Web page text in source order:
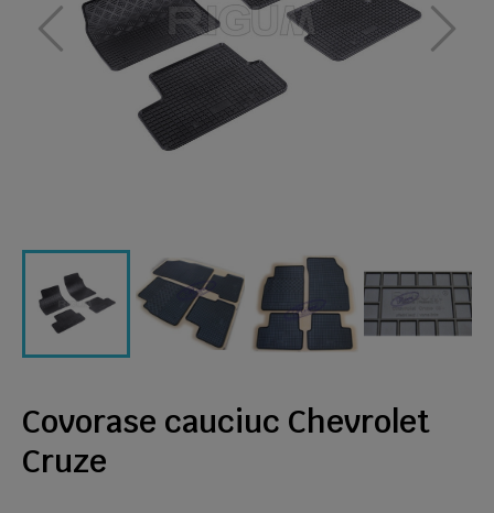
Covorase cauciuc Chevrolet
Cruze